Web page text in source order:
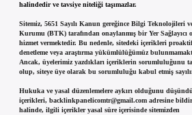
halindedir ve tavsiye niteliği taşımazlar.
Sitemiz, 5651 Sayılı Kanun gereğince Bilgi Teknolojileri
Kurumu (BTK) tarafından onaylanmış bir Yer Sağlayıcı
hizmet vermektedir. Bu nedenle, sitedeki içerikleri
denetleme veya araştırma yükümlülüğümüz
Ancak, üyelerimiz yazdıkları içeriklerin sorumluluğunu
olup, siteye üye olarak bu sorumluluğu kabul etmiş
Hukuka ve yasal düzenlemelere aykırı olduğunu
içerikleri, backlinkpanelicomtr@gmail.comadresine
halinde, ilgili içerikler yasal süre içerisinde sitemizden